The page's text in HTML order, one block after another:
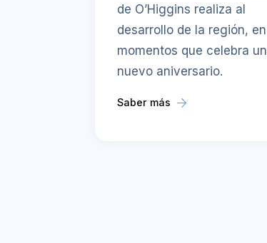
de O’Higgins realiza al
desarrollo de la región, en
momentos que celebra un
nuevo aniversario.
Saber más